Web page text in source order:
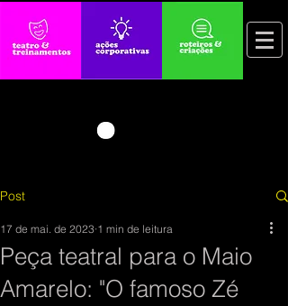
Post
Peça teatral para o Maio
Amarelo: "O famoso Zé
17 de mai. de 2023 1 min de leitura